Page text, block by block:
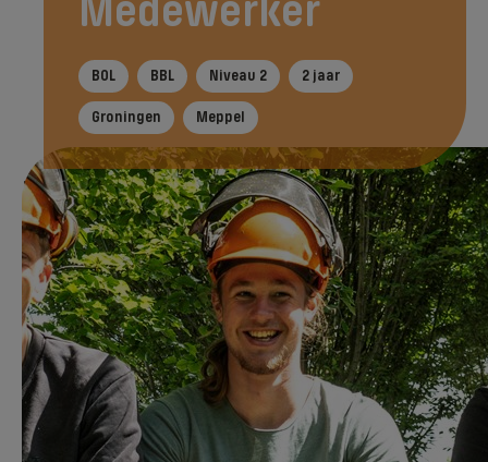
Medewerker
BOL BBL Niveau 2 2 jaar
Groningen Meppel
In het kort Tijdens je opleiding Na je
Direct aanmelden
Wil je komend schooljaar starten met deze
opleiding? Meld je dan nu aan!
De opleiding start - bij voldoende